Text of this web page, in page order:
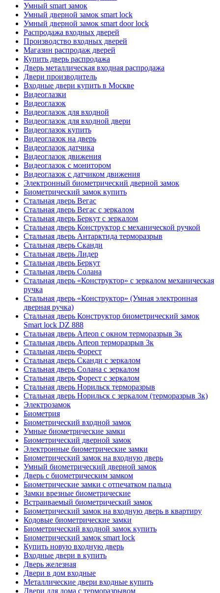
Умный smart замок
Умный дверной замок smart lock
Умный дверной замок smart door lock
Распродажа входных дверей
Производство входных дверей
Магазин распродаж дверей
Купить дверь распродажа
Дверь металлическая входная распродажа
Двери производитель
Входные двери купить в Москве
Видеоглазки
Видеоглазок
Видеоглазок для входной
Видеоглазок для входной двери
Видеоглазок купить
Видеоглазок на дверь
Видеоглазок датчика
Видеоглазок движения
Видеоглазок с монитором
Видеоглазок с датчиком движения
Электронный биометрический дверной замок
Биометрический замок купить
Стальная дверь Вегас
Стальная дверь Вегас с зеркалом
Стальная дверь Беркут с зеркалом
Стальная дверь Конструктор с механической ручкой
Стальная дверь Антарктида терморазрыв
Стальная дверь Сканди
Стальная дверь Лидер
Стальная дверь Беркут
Стальная дверь Солана
Стальная дверь «Конструктор» с зеркалом механическая
ручка
Стальная дверь «Конструктор» (Умная электронная
дверная ручка)
Стальная дверь Конструктор биометрический замок
Smart lock DZ 888
Стальная дверь Arteon с окном терморазрыв 3к
Стальная дверь Arteon терморазрыв 3к
Стальная дверь Форест
Стальная дверь Сканди с зеркалом
Стальная дверь Солана с зеркалом
Стальная дверь Форест с зеркалом
Стальная дверь Норильск терморазрыв
Стальная дверь Норильск с зеркалом (терморазрыв 3к)
Электрозамок
Биометрия
Биометрический входной замок
Умные биометрические замки
Биометрический дверной замок
Электронные биометрические замки
Биометрический замок на входную дверь
Умный биометрический дверной замок
Дверь с биометрическим замком
Биометрические замки с отпечатком пальца
Замки врезные биометрические
Встраиваемый биометрический замок
Биометрический замок на входную дверь в квартиру
Кодовые биометрические замки
Биометрический входной замок купить
Биометрический замок smart lock
Купить новую входную дверь
Входные двери в купить
Дверь железная
Двери в дом входные
Металлические двери входные купить
Двери для дома с терморазрывом